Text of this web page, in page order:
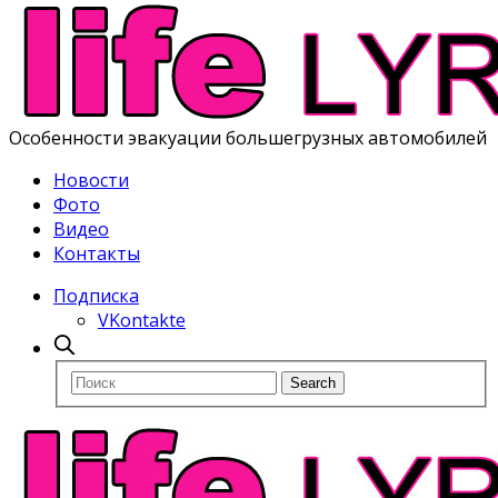
Особенности эвакуации большегрузных автомобилей
Новости
Фото
Видео
Контакты
Подписка
VKontakte